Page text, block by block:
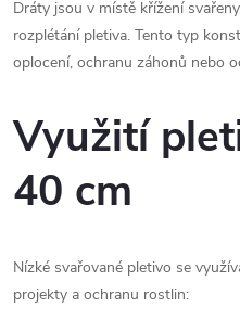
r
v
k
y
v
ý
p
Dráty jsou v místě křížení
rozplétání pletiva. Tento typ
oplocení, ochranu záhonů nebo
Využití
40 cm
Nízké svařované pletivo se
projekty a ochranu rostlin: